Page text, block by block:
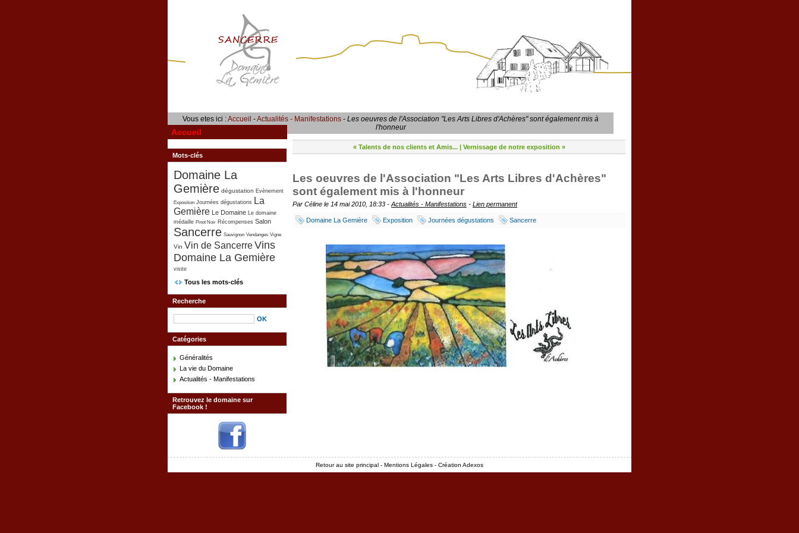
Vous etes ici :Accueil -Actualités - Manifestations - Les oeuvres de l'Association "Les Arts Libres d'Achères" sont également mis à
l'honneur
Accueil
« Talents de nos clients et Amis...| Vernissage de notre exposition »
Les oeuvres de l'Association "Les Arts Libres d'Achères"
sont également mis à l'honneur
Par Céline le 14 mai 2010, 18:33 - Actualités - Manifestations - Lien permanent
Domaine La Gemière Exposition Journées dégustations Sancerre
Mots-clés
Domaine La
Gemière dégustation Evènement
Exposition Journées dégustations La
Gemière Le Domaine Le domaine
médaille Pinot Noir Récompenses Salon
Sancerre Sauvignon Vendanges Vigne
Vin Vin de SancerreVins
Domaine La Gemière
visite
Tous les mots-clés
Recherche
Catégories
Généralités
La vie du Domaine
Actualités - Manifestations
Retrouvez le domaine sur
Facebook !
Retour au site principal - Mentions Légales - Création Adexos